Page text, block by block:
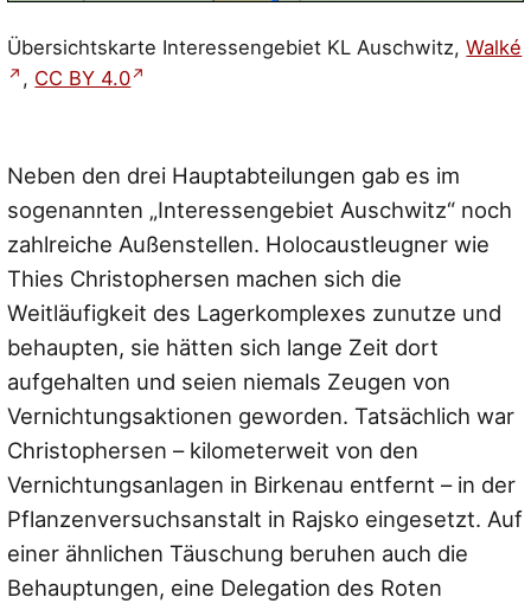
Übersichtskarte Interessengebiet KL Auschwitz,Walké
, CC BY 4.0
Neben den drei Hauptabteilungen gab es im
sogenannten „Interessengebiet Auschwitz“ noch
zahlreiche Außenstellen. Holocaustleugner wie
Thies Christophersen machen sich die
Weitläufigkeit des Lagerkomplexes zunutze und
behaupten, sie hätten sich lange Zeit dort
aufgehalten und seien niemals Zeugen von
Vernichtungsaktionen geworden. Tatsächlich war
Christophersen – kilometerweit von den
Vernichtungsanlagen in Birkenau entfernt – in der
Pflanzenversuchsanstalt in Rajsko eingesetzt. Auf
einer ähnlichen Täuschung beruhen auch die
Behauptungen, eine Delegation des Roten